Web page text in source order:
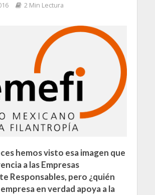
2 Min Lectura
hemos visto esa imagen que
a las Empresas
Responsables, pero ¿quién
en verdad apoya a la